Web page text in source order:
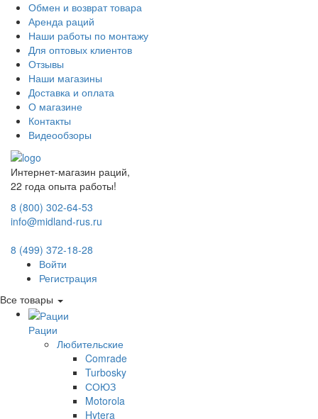
Обмен и возврат товара
Аренда раций
Наши работы по монтажу
Для оптовых клиентов
Отзывы
Наши магазины
Доставка и оплата
О магазине
Контакты
Видеообзоры
Интернет-магазин раций,
22 года опыта работы!
8 (800) 302-64-53
info@midland-rus.ru
8 (499) 372-18-28
Войти
Регистрация
Все товары
Рации
Любительские
Comrade
Turbosky
СОЮЗ
Motorola
Hytera